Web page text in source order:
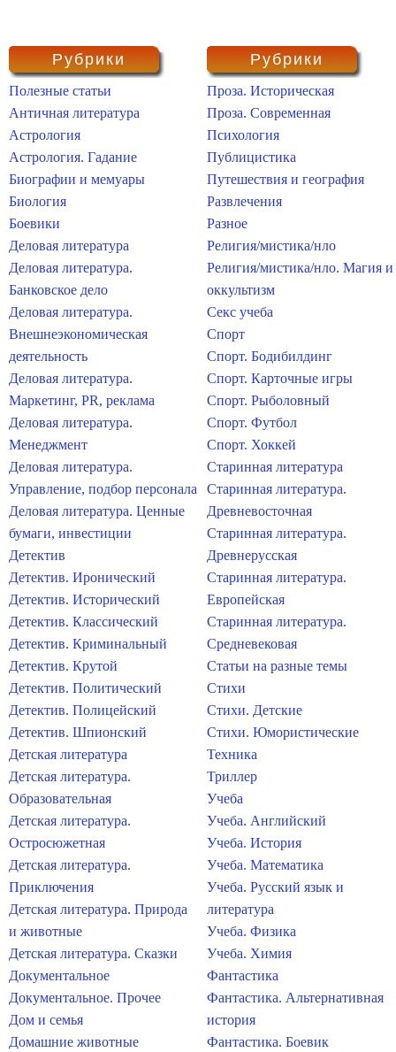
Рубрики
Полезные статьи
Античная литература
Астрология
Астрология. Гадание
Биографии и мемуары
Биология
Боевики
Деловая литература
Деловая литература.
Банковское дело
Деловая литература.
Внешнеэкономическая
деятельность
Деловая литература.
Маркетинг, PR, реклама
Деловая литература.
Менеджмент
Деловая литература.
Управление, подбор персонала
Деловая литература. Ценные
бумаги, инвестиции
Детектив
Детектив. Иронический
Детектив. Исторический
Детектив. Классический
Детектив. Криминальный
Детектив. Крутой
Детектив. Политический
Детектив. Полицейский
Детектив. Шпионский
Детская литература
Детская литература.
Образовательная
Детская литература.
Остросюжетная
Детская литература.
Приключения
Детская литература. Природа
и животные
Детская литература. Сказки
Документальное
Документальное. Прочее
Дом и семья
Домашние животные
Рубрики
Проза. Историческая
Проза. Современная
Психология
Публицистика
Путешествия и география
Развлечения
Разное
Религия/мистика/нло
Религия/мистика/нло. Магия и
оккультизм
Секс учеба
Спорт
Спорт. Бодибилдинг
Спорт. Карточные игры
Спорт. Рыболовный
Спорт. Футбол
Спорт. Хоккей
Старинная литература
Старинная литература.
Древневосточная
Старинная литература.
Древнерусская
Старинная литература.
Европейская
Старинная литература.
Средневековая
Статьи на разные темы
Стихи
Стихи. Детские
Стихи. Юмористические
Техника
Триллер
Учеба
Учеба. Английский
Учеба. История
Учеба. Математика
Учеба. Русский язык и
литература
Учеба. Физика
Учеба. Химия
Фантастика
Фантастика. Альтернативная
история
Фантастика. Боевик